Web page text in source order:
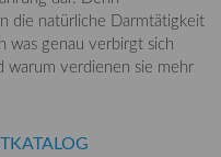
die natürliche Darmtätigkeit
was genau verbirgt sich
warum verdienen sie mehr